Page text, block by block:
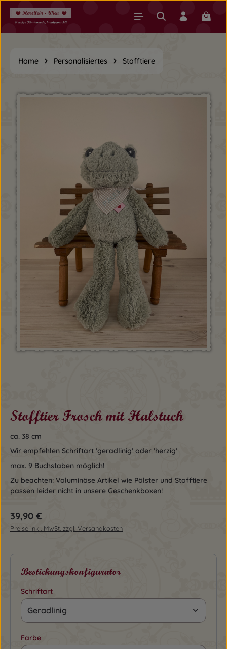
Zum Hauptinhalt springen
Home Personalisiertes Stofftiere
Bildergalerie überspringen
Stofftier Frosch mit Halstuch
ca. 38 cm
Wir empfehlen Schriftart 'geradlinig' oder 'herzig'
max. 9 Buchstaben möglich!
Zu beachten: Voluminöse Artikel wie Pölster und Stofftiere
passen leider nicht in unsere Geschenkboxen!
Regulärer Preis:
39,90 €
Preise inkl. MwSt. zzgl. Versandkosten
Bestickungskonfigurator
Schriftart
Farbe